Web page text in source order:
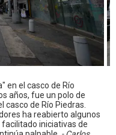
en el casco de Río
años, fue un polo de
casco de Río Piedras.
ha reabierto algunos
facilitado iniciativas de